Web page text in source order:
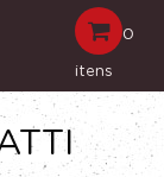
0
itens